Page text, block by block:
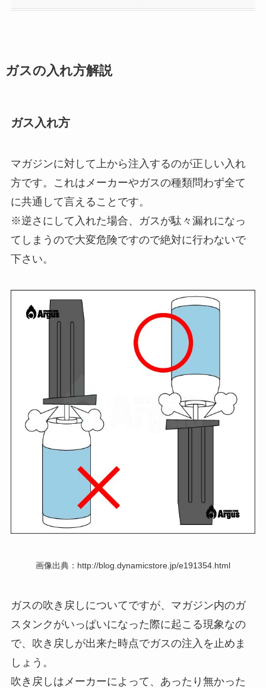
ガスの入れ方解説
ガス入れ方
マガジンに対して上から注入するのが正しい入れ
方です。これはメーカーやガスの種類問わず全て
に共通して言えることです。
※逆さにして入れた場合、ガスが駄々漏れになっ
てしまうので大変危険ですので絶対に行わないで
下さい。
画像出典：http://blog.dynamicstore.jp/e191354.html
ガスの吹き戻しについてですが、マガジン内のガ
スタンクがいっぱいになった際に起こる現象なの
で、吹き戻しが出来た時点でガスの注入を止めま
しょう。
吹き戻しはメーカーによって、あったり無かった